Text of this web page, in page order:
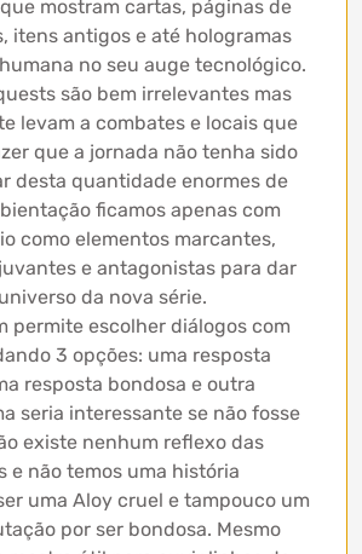
mostram cartas, páginas de
itens antigos e até hologramas
no seu auge tecnológico.
são bem irrelevantes mas
levam a combates e locais que
que a jornada não tenha sido
desta quantidade enormes de
ficamos apenas com
como elementos marcantes,
e antagonistas para dar
da nova série.
permite escolher diálogos com
3 opções: uma resposta
resposta bondosa e outra
seria interessante se não fosse
existe nenhum reflexo das
e não temos uma história
uma Aloy cruel e tampouco um
por ser bondosa. Mesmo